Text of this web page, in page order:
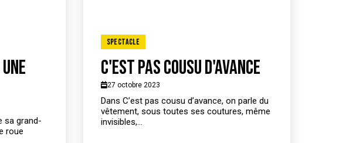
sa grand-
roue
Spectacle
C'est pas cousu d'avance
27 octobre 2023
Dans C’est pas cousu d’avance, on parle du
vêtement, sous toutes ses coutures, même
invisibles,...